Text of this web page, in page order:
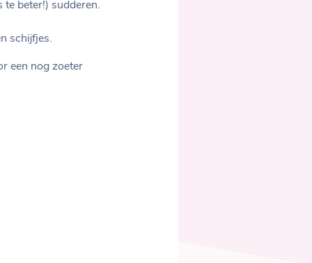
beter!) sudderen.
schijfjes.
een nog zoeter